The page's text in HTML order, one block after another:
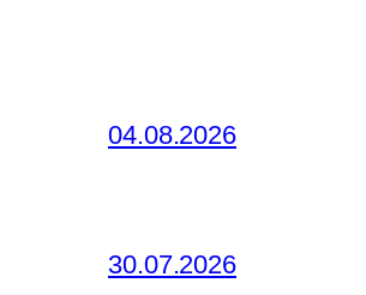
04.08.2026
30.07.2026